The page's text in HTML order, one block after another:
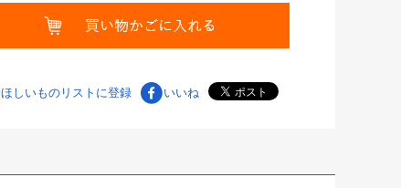
ほしいものリストに登録 いいね